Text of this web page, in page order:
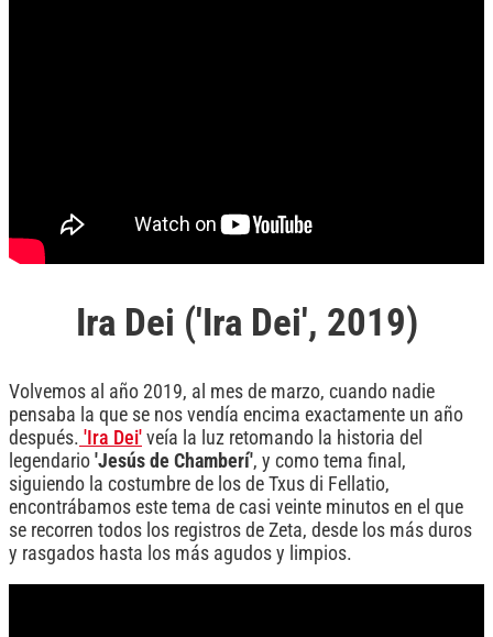
Ira Dei ('Ira Dei', 2019)
Volvemos al año 2019, al mes de marzo, cuando nadie
pensaba la que se nos vendía encima exactamente un año
después. 'Ira Dei' veía la luz retomando la historia del
legendario 'Jesús de Chamberí', y como tema final,
siguiendo la costumbre de los de Txus di Fellatio,
encontrábamos este tema de casi veinte minutos en el que
se recorren todos los registros de Zeta, desde los más duros
y rasgados hasta los más agudos y limpios.